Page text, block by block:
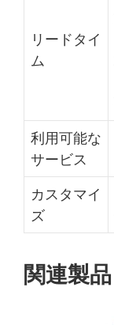
リードタイ
ム
利用可能な
サービス
カスタマイ
ズ
関連製品